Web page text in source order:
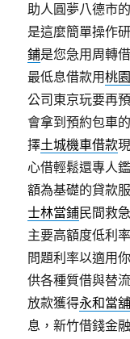
助人圓夢八德市
是這麼簡單操作
鋪是您急用周轉
最低息借款用桃
公司東京玩要再
會拿到預約包車
擇土城機車借款
心借輕鬆還專人
額為基礎的貸款
士林當鋪民間救
主要高額度低利
問題利率以適用
供各種質借與替
放款獲得永和當
息，新竹借錢金